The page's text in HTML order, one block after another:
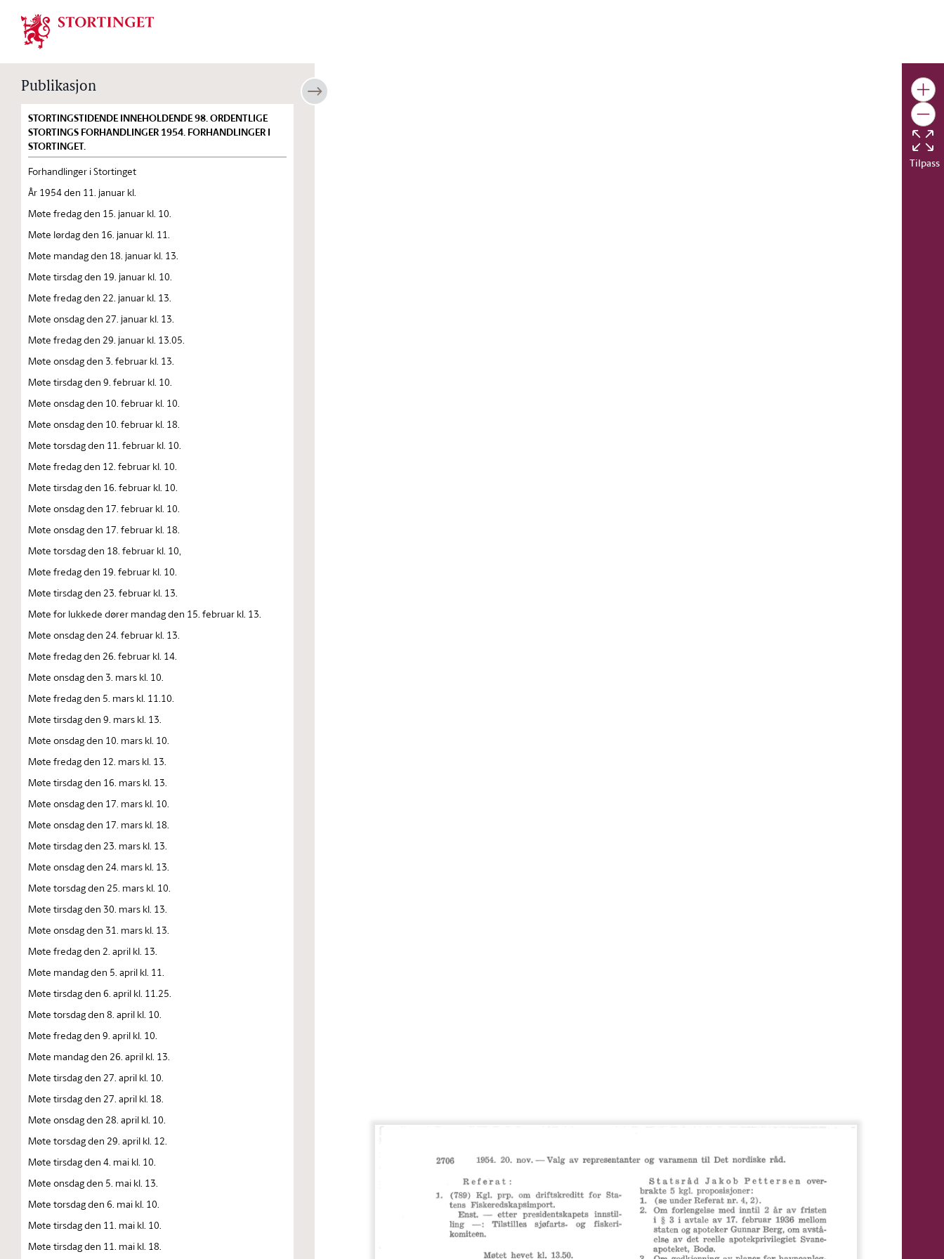
Stortinget.no
Publikasjon
STORTINGSTIDENDE INNEHOLDENDE 98. ORDENTLIGE
STORTINGS FORHANDLINGER 1954. FORHANDLINGER I
STORTINGET.
Forhandlinger i Stortinget
År 1954 den 11. januar kl.
Møte fredag den 15. januar kl. 10.
Møte lørdag den 16. januar kl. 11.
Møte mandag den 18. januar kl. 13.
Møte tirsdag den 19. januar kl. 10.
Møte fredag den 22. januar kl. 13.
Møte onsdag den 27. januar kl. 13.
Møte fredag den 29. januar kl. 13.05.
Møte onsdag den 3. februar kl. 13.
Møte tirsdag den 9. februar kl. 10.
Møte onsdag den 10. februar kl. 10.
Møte onsdag den 10. februar kl. 18.
Møte torsdag den 11. februar kl. 10.
Møte fredag den 12. februar kl. 10.
Møte tirsdag den 16. februar kl. 10.
Møte onsdag den 17. februar kl. 10.
Møte onsdag den 17. februar kl. 18.
Møte torsdag den 18. februar kl. 10,
Møte fredag den 19. februar kl. 10.
Møte tirsdag den 23. februar kl. 13.
Møte for lukkede dører mandag den 15. februar kl. 13.
Møte onsdag den 24. februar kl. 13.
Møte fredag den 26. februar kl. 14.
Møte onsdag den 3. mars kl. 10.
Møte fredag den 5. mars kl. 11.10.
Møte tirsdag den 9. mars kl. 13.
Møte onsdag den 10. mars kl. 10.
Møte fredag den 12. mars kl. 13.
Møte tirsdag den 16. mars kl. 13.
Møte onsdag den 17. mars kl. 10.
Møte onsdag den 17. mars kl. 18.
Møte tirsdag den 23. mars kl. 13.
Møte onsdag den 24. mars kl. 13.
Møte torsdag den 25. mars kl. 10.
Møte tirsdag den 30. mars kl. 13.
Møte onsdag den 31. mars kl. 13.
Møte fredag den 2. april kl. 13.
Møte mandag den 5. april kl. 11.
Møte tirsdag den 6. april kl. 11.25.
Møte torsdag den 8. april kl. 10.
Møte fredag den 9. april kl. 10.
Møte mandag den 26. april kl. 13.
Møte tirsdag den 27. april kl. 10.
Møte tirsdag den 27. april kl. 18.
Møte onsdag den 28. april kl. 10.
Møte torsdag den 29. april kl. 12.
Møte tirsdag den 4. mai kl. 10.
Møte onsdag den 5. mai kl. 13.
Møte torsdag den 6. mai kl. 10.
Møte tirsdag den 11. mai kl. 10.
Møte tirsdag den 11. mai kl. 18.